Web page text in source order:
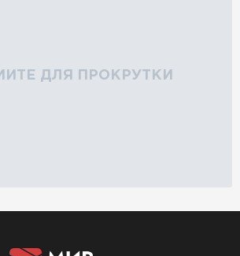
ДЛЯ ПРОКРУТКИ